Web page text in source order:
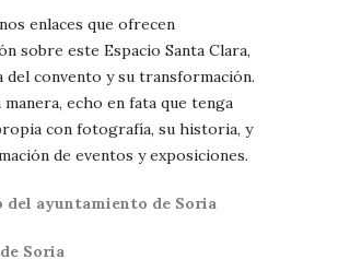
enlaces que ofrecen
sobre este Espacio Santa Clara,
del convento y su transformación.
manera, echo en fata que tenga
con fotografía, su historia, y
de eventos y exposiciones.
del ayuntamiento de Soria
Soria